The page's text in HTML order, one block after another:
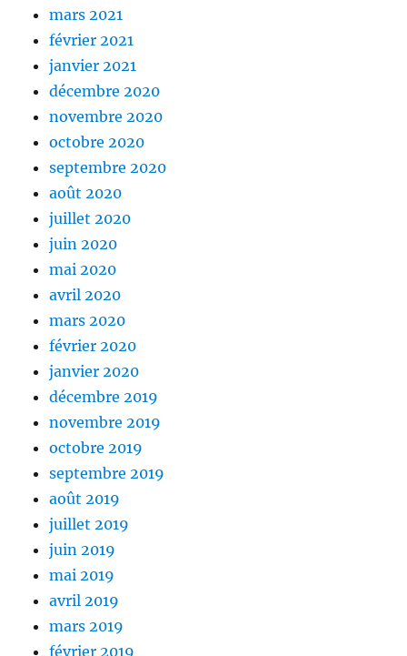
mars 2021
février 2021
janvier 2021
décembre 2020
novembre 2020
octobre 2020
septembre 2020
août 2020
juillet 2020
juin 2020
mai 2020
avril 2020
mars 2020
février 2020
janvier 2020
décembre 2019
novembre 2019
octobre 2019
septembre 2019
août 2019
juillet 2019
juin 2019
mai 2019
avril 2019
mars 2019
février 2019